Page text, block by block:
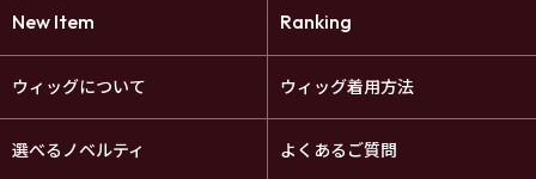
New Item Ranking
ウィッグについて ウィッグ着用方法
選べるノベルティ よくあるご質問